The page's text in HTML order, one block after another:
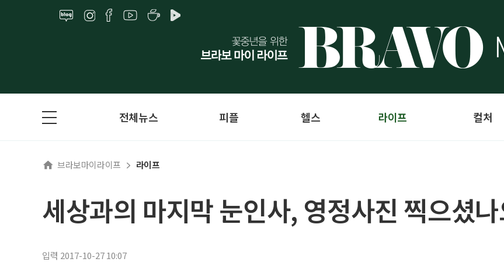
전체뉴스 피플 헬스 라이프 컬처
브라보마이라이프 라이프
세상과의 마지막 눈인사, 영정사진 찍으셨
입력 2017-10-27 10:07